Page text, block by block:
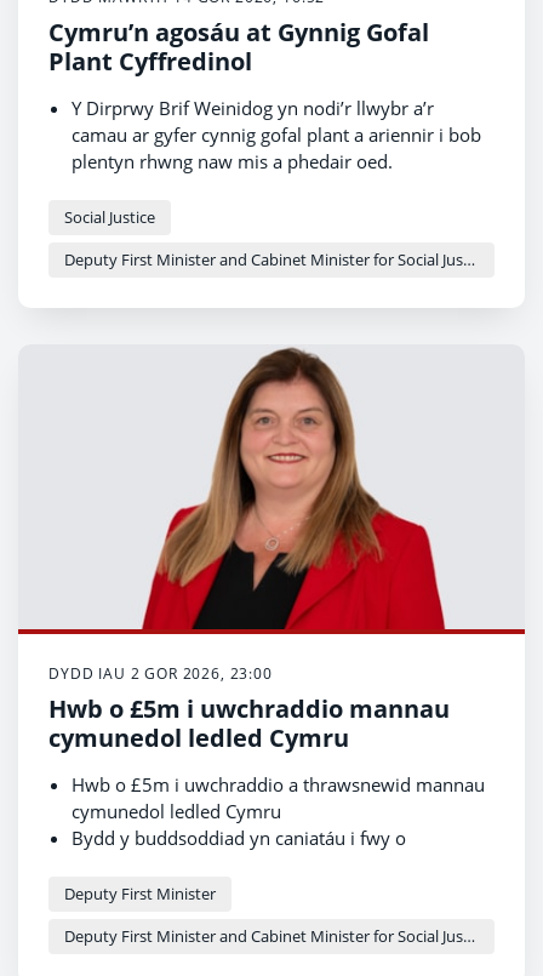
Cymru’n agosáu at Gynnig Gofal
Plant Cyffredinol
Y Dirprwy Brif Weinidog yn nodi’r llwybr a’r
camau ar gyfer cynnig gofal plant a ariennir i bob
plentyn rhwng naw mis a phedair oed.
tuag at ymestyn y cynnig i bob plentyn dwy oed o
gyfer gofal plant sydd wir ar gael i bawb.
Social Justice
Deputy First Minister and Cabinet Minister for Social Justice and Equality - Sioned Williams
DYDD IAU 2 GOR 2026, 23:00
Hwb o £5m i uwchraddio mannau
cymunedol ledled Cymru
Hwb o £5m i uwchraddio a thrawsnewid mannau
cymunedol ledled Cymru
Bydd y buddsoddiad yn caniatáu i fwy o
mynediad at gyllid
Cymer Afan, sydd wedi'i hadnewyddu gyda chyllid
Deputy First Minister
Deputy First Minister and Cabinet Minister for Social Justice and Equality - Sioned Williams